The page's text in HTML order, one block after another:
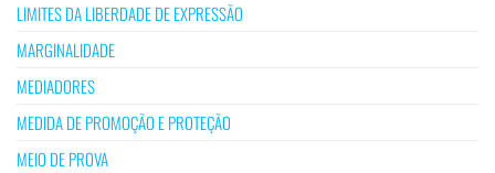
LIMITES DA LIBERDADE DE EXPRESSÃO
MARGINALIDADE
MEDIADORES
MEDIDA DE PROMOÇÃO E PROTEÇÃO
MEIO DE PROVA